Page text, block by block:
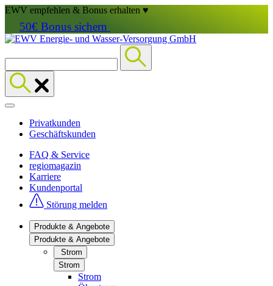
EWV empfehlen & Bonus erhalten ♥
50€ Bonus sichern
Privatkunden
Geschäftskunden
FAQ & Service
regiomagazin
Karriere
Kundenportal
Störung melden
Produkte & Angebote
Produkte & Angebote
Strom
Strom
Strom